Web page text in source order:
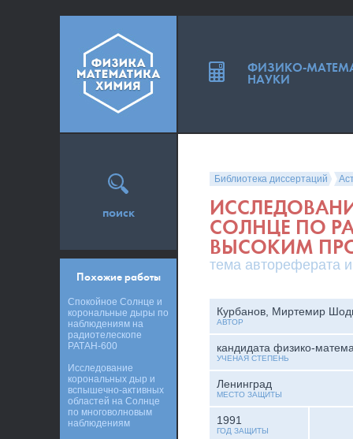
Библиотека диссертаций
СОЛНЦЕ ПО
ВЫСОКИМ
тема автореферата
Курбанов, Миртемир
АВТОР
кандидата физико-
УЧЕНАЯ СТЕПЕНЬ
Ленинград
МЕСТО ЗАЩИТЫ
1991
ГОД ЗАЩИТЫ
поиск
Похожие работы
Спокойное Солнце и
корональные дыры по
наблюдениям на
радиотелескопе
РАТАН-600
Исследование
корональных дыр и
вспышечно-активных
областей на Солнце
по многоволновым
наблюдениям
ФИЗИКО-
НАУКИ